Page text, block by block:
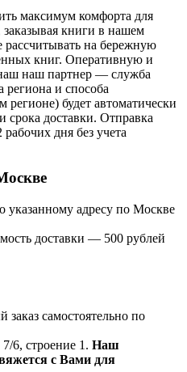
максимум комфорта для
книги в нашем
рассчитывать на бережную
книг. Оперативную и
наш партнер — служба
и способа
регионе) будет автоматически
срока доставки. Отправка
дня без учета
адресу по Москве
доставки — 500 рублей
самостоятельно по
6, строение 1. Наш
с Вами для